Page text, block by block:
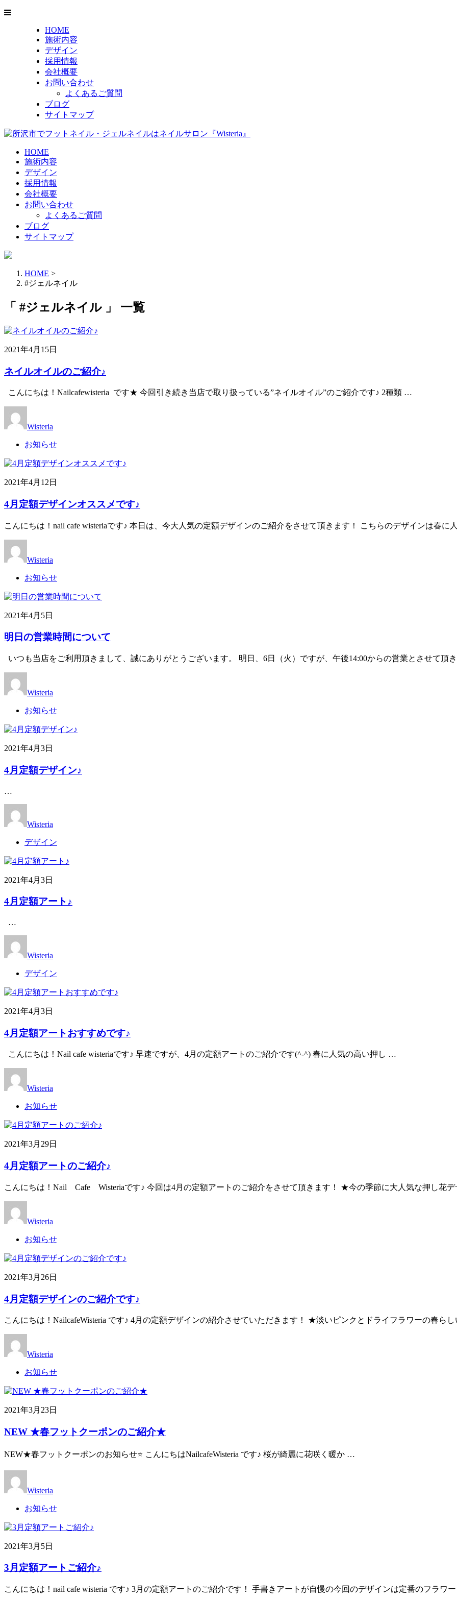
HOME
施術内容
デザイン
採用情報
会社概要
お問い合わせ
よくあるご質問
ブログ
サイトマップ
HOME
施術内容
デザイン
採用情報
会社概要
お問い合わせ
よくあるご質問
ブログ
サイトマップ
HOME >
#ジェルネイル
「 #ジェルネイル 」 一覧
2021年4月15日
ネイルオイルのご紹介♪
こんにちは！Nailcafewisteria です★ 今回引き続き当店で取り扱っている”ネイルオイル”のご紹介です♪ 2種類 …
Wisteria
お知らせ
2021年4月12日
4月定額デザインオススメです♪
こんにちは！nail cafe wisteriaです♪ 本日は、今大人気の定額デザインのご紹介をさせて頂きます！ こちらのデザインは春に
Wisteria
お知らせ
2021年4月5日
明日の営業時間について
いつも当店をご利用頂きまして、誠にありがとうございます。 明日、6日（火）ですが、午後14:00からの営業とさせて頂
Wisteria
お知らせ
2021年4月3日
4月定額デザイン♪
…
Wisteria
デザイン
2021年4月3日
4月定額アート♪
…
Wisteria
デザイン
2021年4月3日
4月定額アートおすすめです♪
こんにちは！Nail cafe wisteriaです♪ 早速ですが、4月の定額アートのご紹介です(^-^) 春に人気の高い押し …
Wisteria
お知らせ
2021年3月29日
4月定額アートのご紹介♪
こんにちは！Nail Cafe Wisteriaです♪ 今回は4月の定額アートのご紹介をさせて頂きます！ ★今の季節に大人気な押し花
Wisteria
お知らせ
2021年3月26日
4月定額デザインのご紹介です♪
こんにちは！NailcafeWisteria です♪ 4月の定額デザインの紹介させていただきます！ ★淡いピンクとドライフラワーの春ら
Wisteria
お知らせ
2021年3月23日
NEW ★春フットクーポンのご紹介★
NEW★春フットクーポンのお知らせ⭐️ こんにちはNailcafeWisteria です♪ 桜が綺麗に花咲く暖か …
Wisteria
お知らせ
2021年3月5日
3月定額アートご紹介♪
こんにちは！nail cafe wisteria です♪ 3月の定額アートのご紹介です！ 手書きアートが自慢の今回のデザインは定番のフラワ